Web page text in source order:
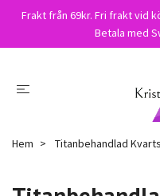
Frakt från 69kr. Fri frakt vid
Betala med
Hem Titanbehandlad Kvarts